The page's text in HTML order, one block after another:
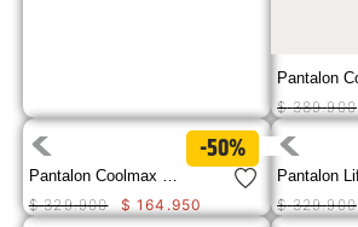
$ 389.900
-50%
$ 329.900 $ 164 .950
$ 329.900